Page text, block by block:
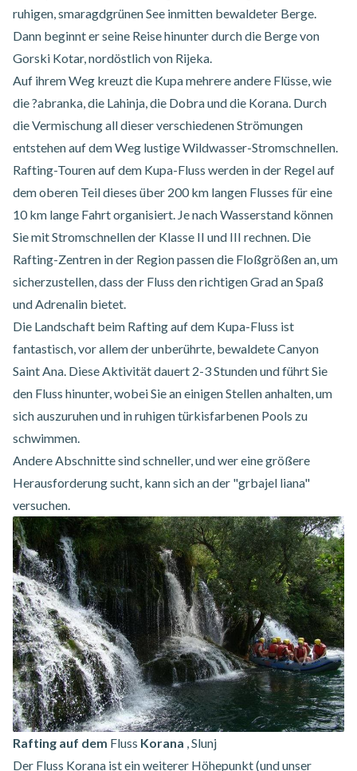
ruhigen, smaragdgrünen See inmitten bewaldeter Berge.
Dann beginnt er seine Reise hinunter durch die Berge von
Gorski Kotar, nordöstlich von Rijeka.
Auf ihrem Weg kreuzt die Kupa mehrere andere Flüsse, wie
die ?abranka, die Lahinja, die Dobra und die Korana. Durch
die Vermischung all dieser verschiedenen Strömungen
entstehen auf dem Weg lustige Wildwasser-Stromschnellen.
Rafting-Touren auf dem Kupa-Fluss werden in der Regel auf
dem oberen Teil dieses über 200 km langen Flusses für eine
10 km lange Fahrt organisiert. Je nach Wasserstand können
Sie mit Stromschnellen der Klasse II und III rechnen. Die
Rafting-Zentren in der Region passen die Floßgrößen an, um
sicherzustellen, dass der Fluss den richtigen Grad an Spaß
und Adrenalin bietet.
Die Landschaft beim Rafting auf dem Kupa-Fluss ist
fantastisch, vor allem der unberührte, bewaldete Canyon
Saint Ana. Diese Aktivität dauert 2-3 Stunden und führt Sie
den Fluss hinunter, wobei Sie an einigen Stellen anhalten, um
sich auszuruhen und in ruhigen türkisfarbenen Pools zu
schwimmen.
Andere Abschnitte sind schneller, und wer eine größere
Herausforderung sucht, kann sich an der "grbajel liana"
versuchen.
Rafting auf dem Fluss Korana , Slunj
Der Fluss Korana ist ein weiterer Höhepunkt (und unser